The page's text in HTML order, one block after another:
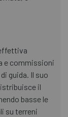
e commissioni
guida. Il suo
il
basse le
su terreni